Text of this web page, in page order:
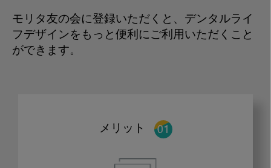
モリタ友の会に登録いただくと、デンタルライ
フデザインをもっと便利にご利用いただくこと
ができます。
メリット